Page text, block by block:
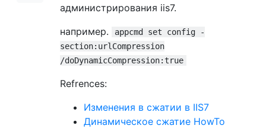
администрирования iis7.
например.
appcmd set config -
section:urlCompression
/doDynamicCompression:true
Refrences:
Изменения в сжатии в IIS7
Динамическое сжатие HowTo